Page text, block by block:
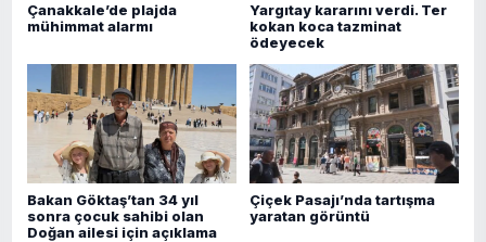
Çanakkale’de plajda
mühimmat alarmı
Yargıtay kararını verdi. Ter
kokan koca tazminat
ödeyecek
Bakan Göktaş’tan 34 yıl
sonra çocuk sahibi olan
Doğan ailesi için açıklama
Çiçek Pasajı’nda tartışma
yaratan görüntü